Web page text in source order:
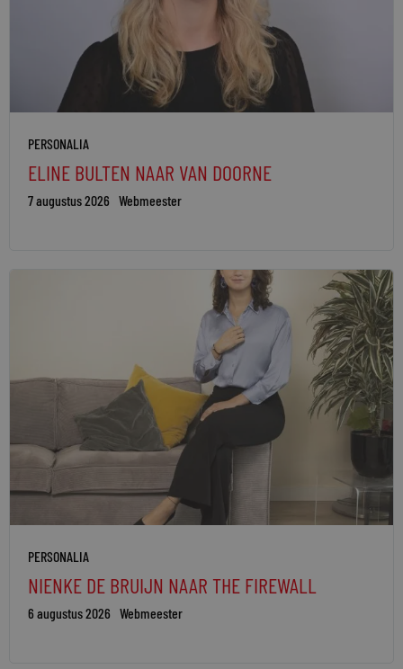
PERSONALIA
ELINE BULTEN NAAR VAN DOORNE
7 augustus 2026 Webmeester
PERSONALIA
NIENKE DE BRUIJN NAAR THE FIREWALL
6 augustus 2026 Webmeester